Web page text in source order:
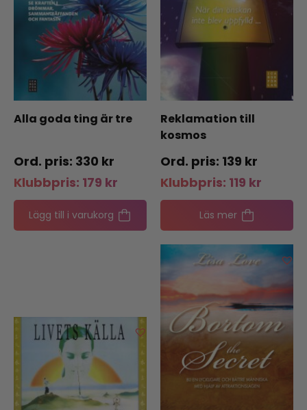
Alla goda ting är tre
330 kr
Klubbpris: 179 kr
Lägg till i varukorg
Reklamation till
kosmos
139 kr
Klubbpris: 119 kr
Läs mer